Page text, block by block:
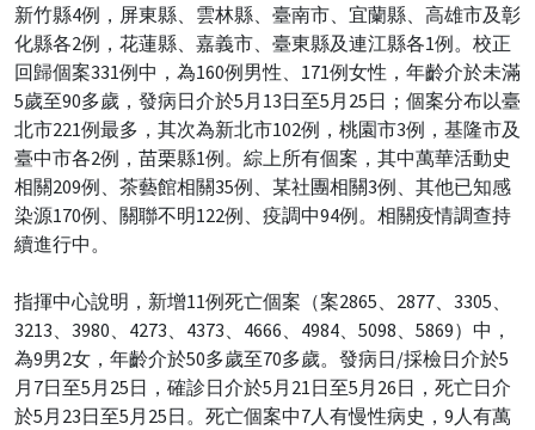
新竹縣4例，屏東縣、雲林縣、臺南市、宜蘭縣、高雄市及彰
化縣各2例，花蓮縣、嘉義市、臺東縣及連江縣各1例。校正
回歸個案331例中，為160例男性、171例女性，年齡介於未滿
5歲至90多歲，發病日介於5月13日至5月25日；個案分布以臺
北市221例最多，其次為新北市102例，桃園市3例，基隆市及
臺中市各2例，苗栗縣1例。綜上所有個案，其中萬華活動史
相關209例、茶藝館相關35例、某社團相關3例、其他已知感
染源170例、關聯不明122例、疫調中94例。相關疫情調查持
續進行中。
指揮中心說明，新增11例死亡個案（案2865、2877、3305、
3213、3980、4273、4373、4666、4984、5098、5869）中，
為9男2女，年齡介於50多歲至70多歲。發病日/採檢日介於5
月7日至5月25日，確診日介於5月21日至5月26日，死亡日介
於5月23日至5月25日。死亡個案中7人有慢性病史，9人有萬